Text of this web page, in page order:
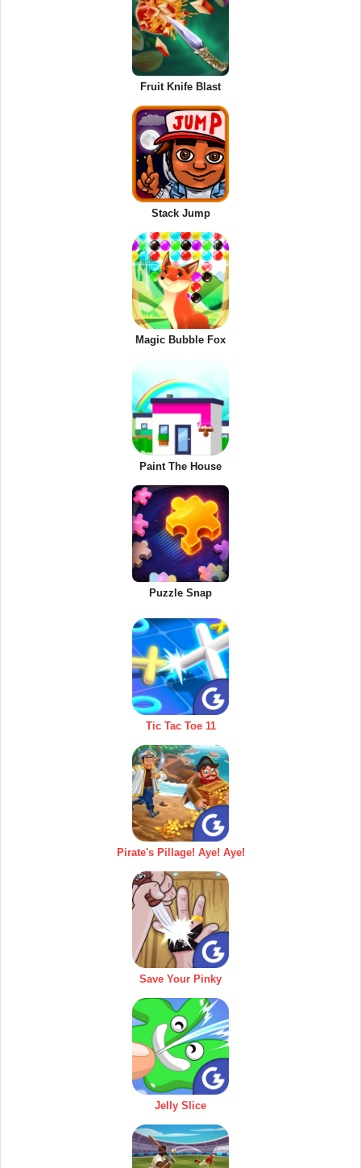
Fruit Knife Blast
Stack Jump
Magic Bubble Fox
Paint The House
Puzzle Snap
Tic Tac Toe 11
Pirate's Pillage! Aye! Aye!
Save Your Pinky
Jelly Slice